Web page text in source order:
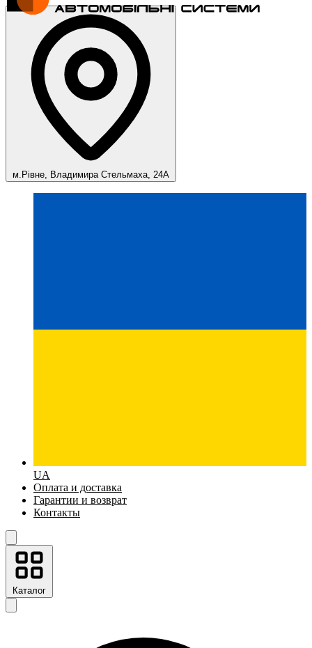
м.Рівне, Владимира Стельмаха, 24А
UA
Оплата и доставка
Гарантии и возврат
Контакты
Каталог